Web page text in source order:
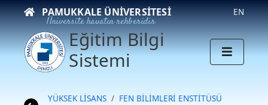
PAMUKKALE ÜNIVERSITESI
Üniversite hayatın rehberidir
EN
Eğitim Bilgi
Sistemi
YÜKSEK LİSANS
FEN BİLİMLERİ ENSTİTÜSÜ